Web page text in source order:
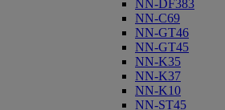
NN-DF383
NN-C69
NN-GT46
NN-GT45
NN-K35
NN-K37
NN-K10
NN-ST45